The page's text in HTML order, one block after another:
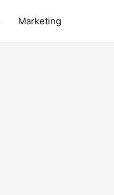
Marketing